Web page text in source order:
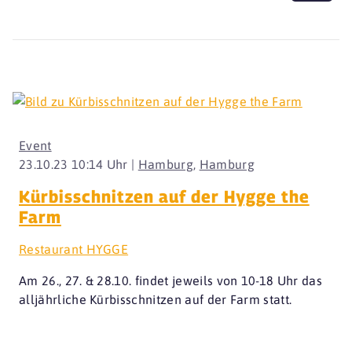
23.10.23 10:14 Uhr | Hamburg, Hamburg
Event
Kürbisschnitzen auf der Hygge the
Farm
Restaurant HYGGE
Am 26., 27. & 28.10. findet jeweils von 10-18 Uhr das
alljährliche Kürbisschnitzen auf der Farm statt.